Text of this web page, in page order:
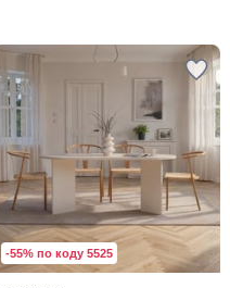
-55% по коду 5525